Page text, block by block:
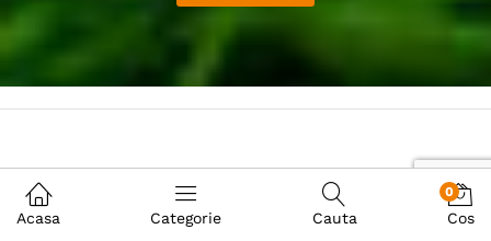
Contact
Acasa Categorie Cauta
0
Cos